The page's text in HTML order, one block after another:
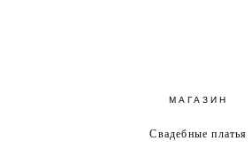
МАГАЗИН
Свадебные платья